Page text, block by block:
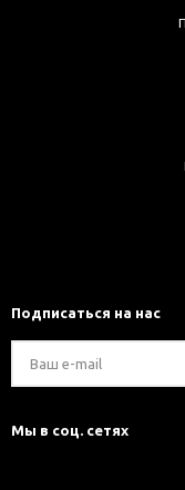
Подписаться на нас
Мы в соц. сетях